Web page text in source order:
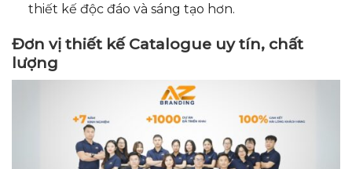
thiết kế độc đáo và sáng tạo hơn.
Đơn vị thiết kế Catalogue uy tín, chất
lượng